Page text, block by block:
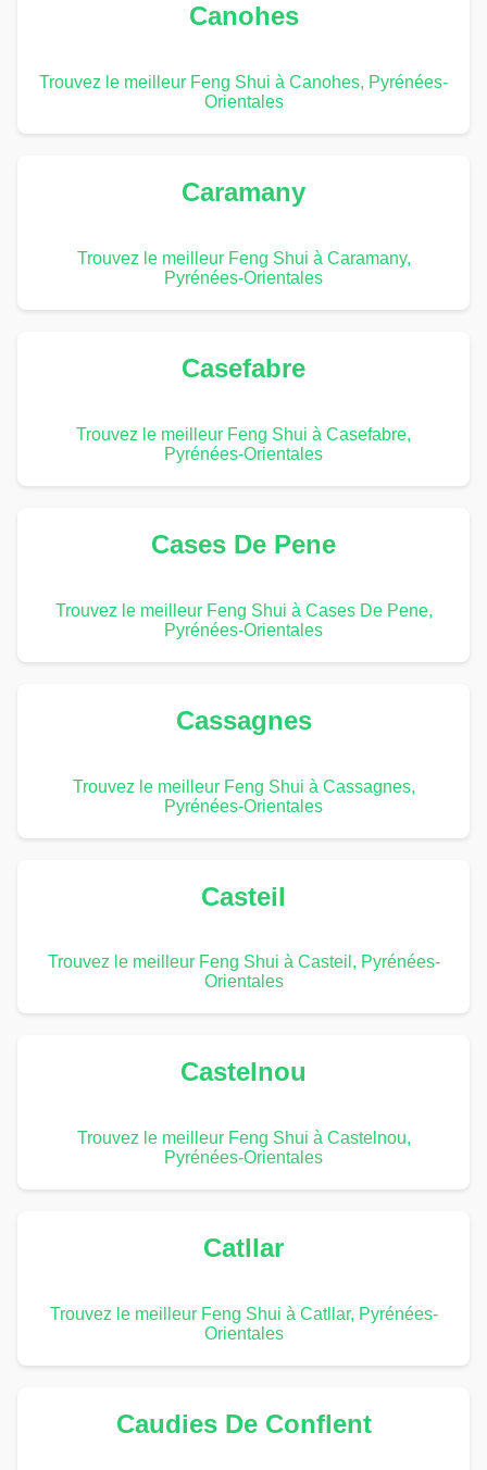
Canohes
Trouvez le meilleur Feng Shui à Canohes, Pyrénées-
Orientales
Caramany
Trouvez le meilleur Feng Shui à Caramany,
Pyrénées-Orientales
Casefabre
Trouvez le meilleur Feng Shui à Casefabre,
Pyrénées-Orientales
Cases De Pene
Trouvez le meilleur Feng Shui à Cases De Pene,
Pyrénées-Orientales
Cassagnes
Trouvez le meilleur Feng Shui à Cassagnes,
Pyrénées-Orientales
Casteil
Trouvez le meilleur Feng Shui à Casteil, Pyrénées-
Orientales
Castelnou
Trouvez le meilleur Feng Shui à Castelnou,
Pyrénées-Orientales
Catllar
Trouvez le meilleur Feng Shui à Catllar, Pyrénées-
Orientales
Caudies De Conflent